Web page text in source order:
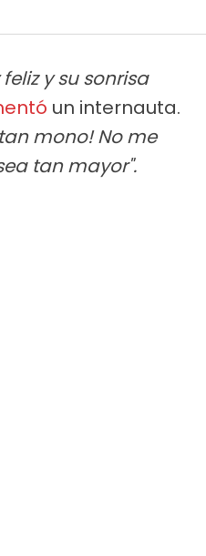
y su sonrisa
un internauta.
tan mono! No me
tan mayor".